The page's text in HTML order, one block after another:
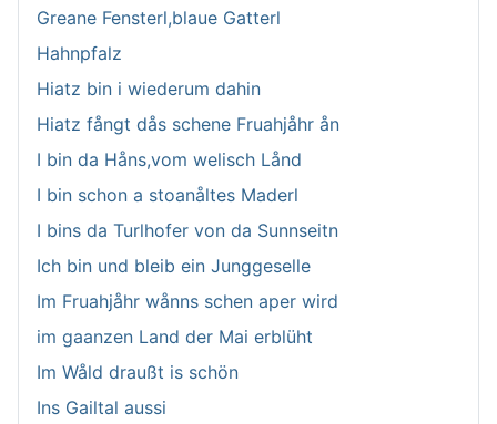
Greane Fensterl,blaue Gatterl
Hahnpfalz
Hiatz bin i wiederum dahin
Hiatz fångt dås schene Fruahjåhr ån
I bin da Håns,vom welisch Lånd
I bin schon a stoanåltes Maderl
I bins da Turlhofer von da Sunnseitn
Ich bin und bleib ein Junggeselle
Im Fruahjåhr wånns schen aper wird
im gaanzen Land der Mai erblüht
Im Wåld draußt is schön
Ins Gailtal aussi